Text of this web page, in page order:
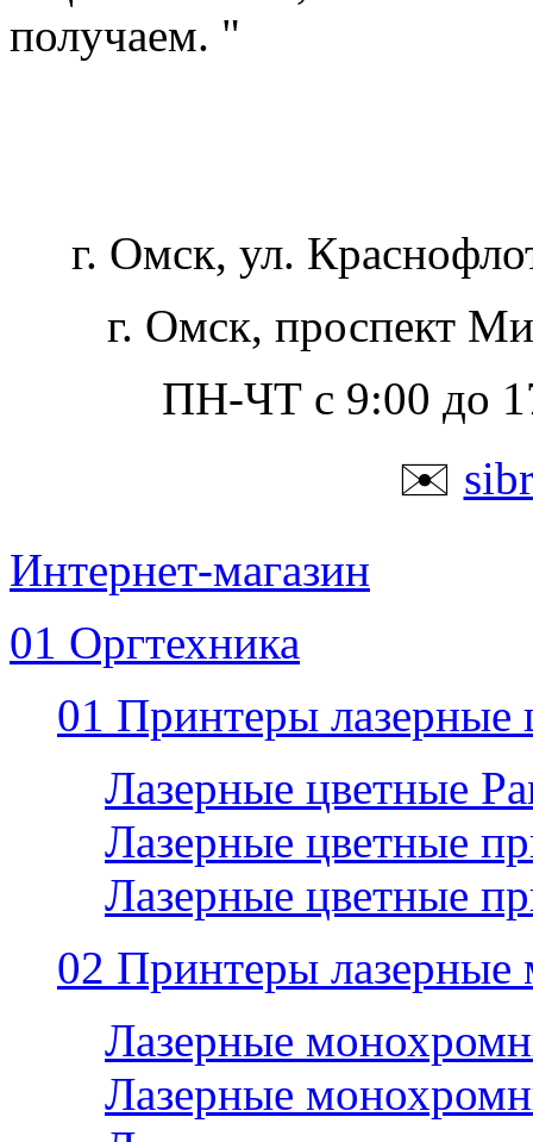
получаем. "
г. Омск, ул.
г. Омск, проспект
ПН-ЧТ с 9:00 до
✉️
Интернет-магазин
01 Оргтехника
01 Принтеры лазерные
Лазерные цветные
Лазерные цветные
Лазерные цветные
02 Принтеры
Лазерные
Лазерные